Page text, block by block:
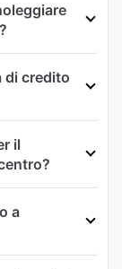
di credito
il
a